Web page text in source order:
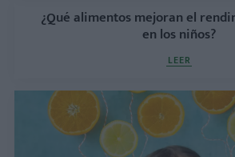
¿Qué alimentos mejoran el
en los niños?
LEER